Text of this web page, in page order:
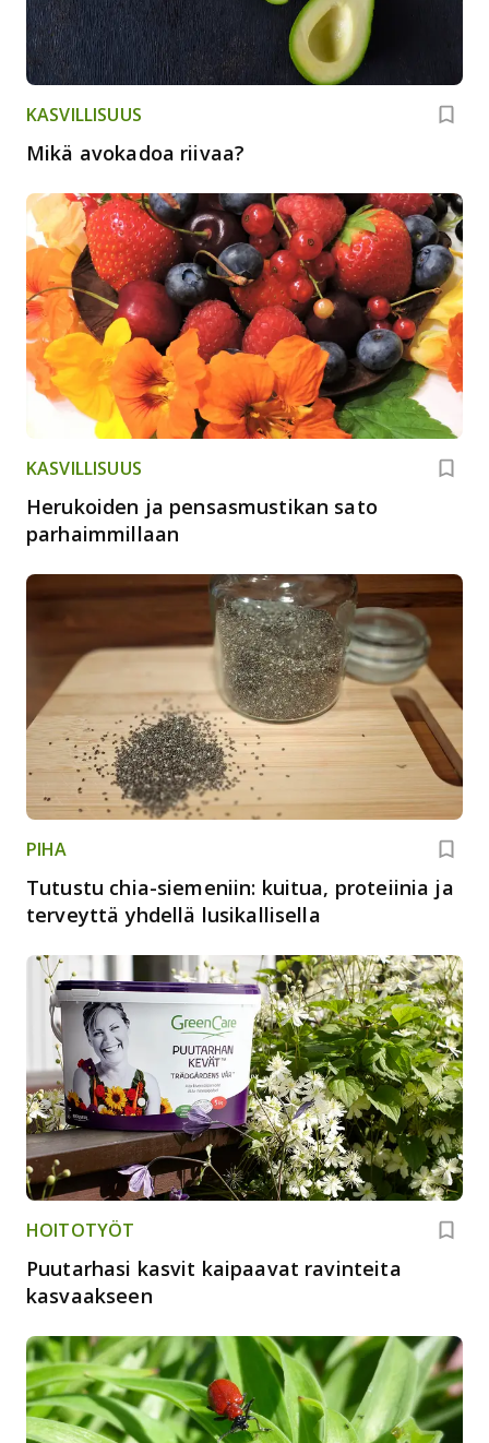
KASVILLISUUS
Mikä avokadoa riivaa?
KASVILLISUUS
Herukoiden ja pensasmustikan sato
parhaimmillaan
PIHA
Tutustu chia-siemeniin: kuitua, proteiinia ja
terveyttä yhdellä lusikallisella
HOITOTYÖT
Puutarhasi kasvit kaipaavat ravinteita
kasvaakseen